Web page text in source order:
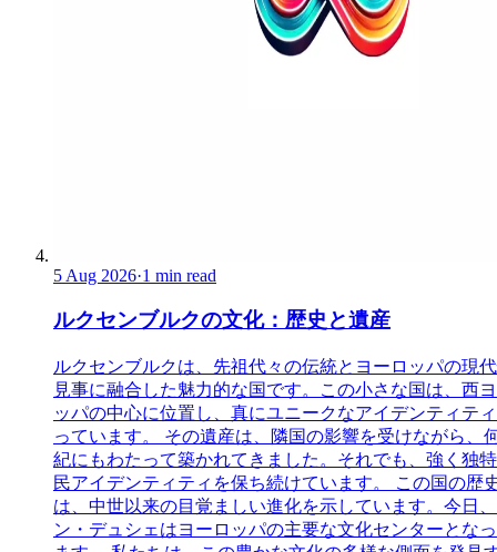
5 Aug 2026·1 min read
ルクセンブルクの文化：歴史と遺産
ルクセンブルクは、先祖代々の伝統とヨーロッパの現
見事に融合した魅力的な国です。この小さな国は、西
ッパの中心に位置し、真にユニークなアイデンティテ
っています。 その遺産は、隣国の影響を受けながら、
紀にもわたって築かれてきました。それでも、強く独
民アイデンティティを保ち続けています。 この国の歴
は、中世以来の目覚ましい進化を示しています。今日
ン・デュシェはヨーロッパの主要な文化センターとな